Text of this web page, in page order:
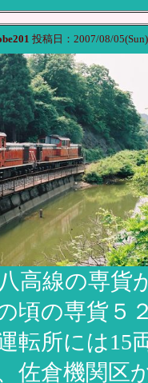
投稿日：2007/08/
高線の専貨
頃の専貨５
転所には15
佐倉機関区